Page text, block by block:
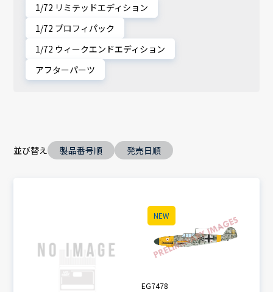
1/72 リミテッドエディション
1/72 プロフィパック
1/72 ウィークエンドエディション
アフターパーツ
並び替え 製品番号順 発売日順
NEW
EG7478